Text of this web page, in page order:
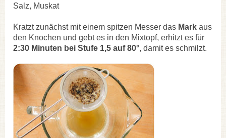
Salz, Muskat
Kratzt zunächst mit einem spitzen Messer das Mark aus
den Knochen und gebt es in den Mixtopf, erhitzt es für
2:30 Minuten bei Stufe 1,5 auf 80°, damit es schmilzt.